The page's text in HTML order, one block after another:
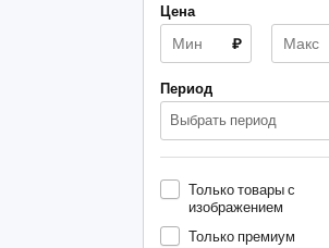
Цена
₽
Период
Выбрать период
Только товары с
изображением
Только премиум